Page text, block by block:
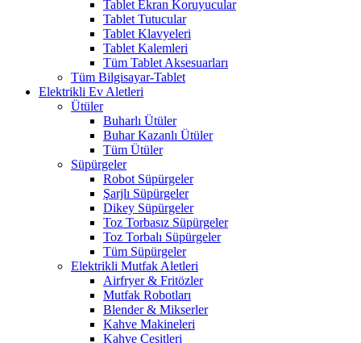
Tablet Ekran Koruyucular
Tablet Tutucular
Tablet Klavyeleri
Tablet Kalemleri
Tüm Tablet Aksesuarları
Tüm Bilgisayar-Tablet
Elektrikli Ev Aletleri
Ütüler
Buharlı Ütüler
Buhar Kazanlı Ütüler
Tüm Ütüler
Süpürgeler
Robot Süpürgeler
Şarjlı Süpürgeler
Dikey Süpürgeler
Toz Torbasız Süpürgeler
Toz Torbalı Süpürgeler
Tüm Süpürgeler
Elektrikli Mutfak Aletleri
Airfryer & Fritözler
Mutfak Robotları
Blender & Mikserler
Kahve Makineleri
Kahve Çeşitleri